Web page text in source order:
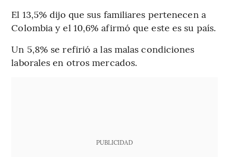
El 13,5% dijo que sus familiares pertenecen a
Colombia y el 10,6% afirmó que este es su país.
Un 5,8% se refirió a las malas condiciones
laborales en otros mercados.
PUBLICIDAD